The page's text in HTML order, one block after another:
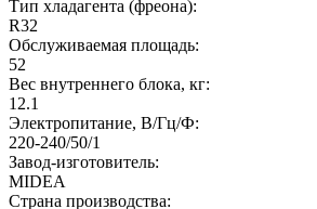
Тип хладагента (фреона):
R32
Обслуживаемая площадь:
52
Вес внутреннего блока, кг:
12.1
Электропитание, В/Гц/Ф:
220-240/50/1
Завод-изготовитель:
MIDEA
Страна производства: